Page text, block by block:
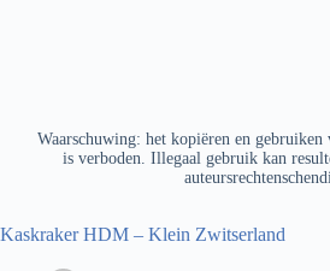
Waarschuwing: het kopiëren en
is verboden. Illegaal gebruik kan
Kaskraker HDM – Klein Zwitserland